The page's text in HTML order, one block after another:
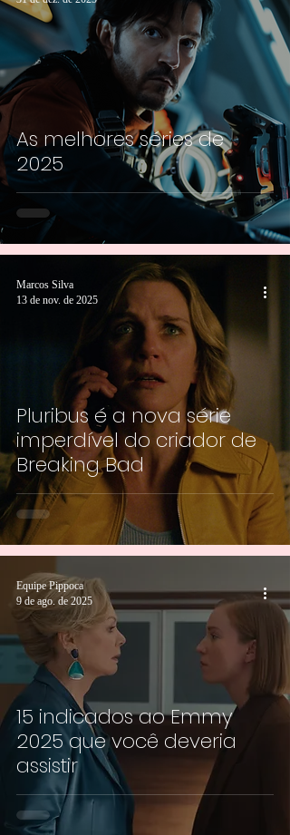
As melhores séries de
2025
Pluribus é a nova série
imperdível do criador de
Breaking Bad
Marcos Silva
13 de nov. de 2025
15 indicados ao Emmy
2025 que você deveria
assistir
Equipe Pippoca
9 de ago. de 2025